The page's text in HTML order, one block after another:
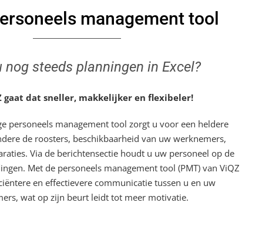
management tool
nog steeds planningen in Excel?
gaat dat sneller, makkelijker en flexibeler!
personeels management tool zorgt u voor een heldere
de roosters, beschikbaarheid van uw werknemers,
Via de berichtensectie houdt u uw personeel op de
Met de personeels management tool (PMT) van ViQZ
en effectievere communicatie tussen u en uw
wat op zijn beurt leidt tot meer motivatie.